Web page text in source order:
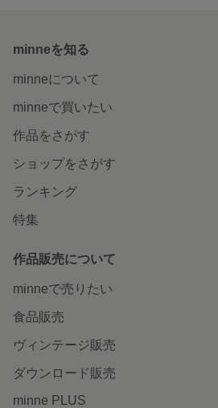
minneを知る
minneについて
minneで買いたい
作品をさがす
ショップをさがす
ランキング
特集
作品販売について
minneで売りたい
食品販売
ヴィンテージ販売
ダウンロード販売
minne PLUS